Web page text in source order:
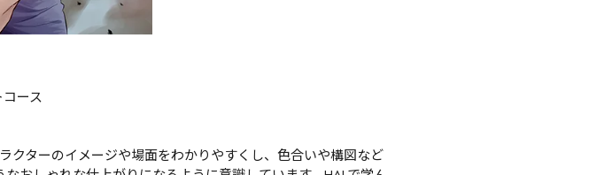
ース
ターのイメージや場面をわかりやすくし、色合いや構図など